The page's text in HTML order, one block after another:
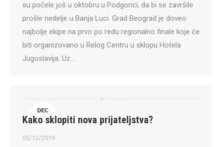
su počele još u oktobru u Podgorici, da bi se završile
prošle nedelje u Banja Luci. Grad Beograd je doveo
najbolje ekipe na prvo po redu regionalno finale koje će
biti organizovano u Relog Centru u sklopu Hotela
Jugoslavija. Uz…
DEC
5
Kako sklopiti nova prijateljstva?
05/12/2019